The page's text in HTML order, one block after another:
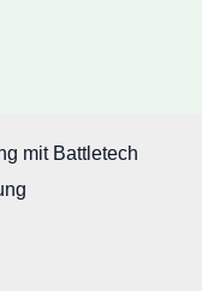
mit Battletech